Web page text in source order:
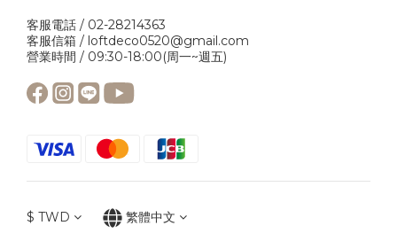
客服電話 / 02-28214363
客服信箱 / loftdeco0520@gmail.com
營業時間 / 09:30-18:00(周一~週五)
$ TWD 繁體中文